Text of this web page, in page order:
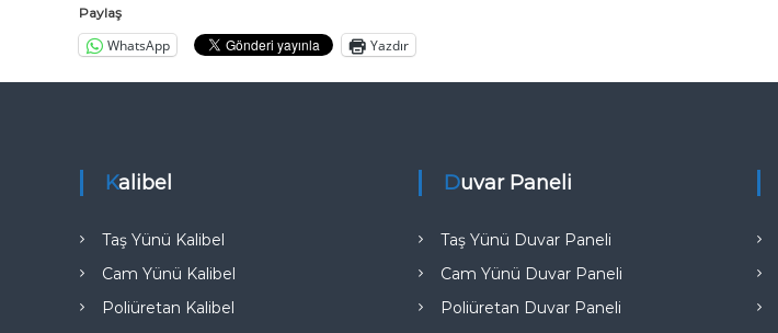
a
l
A
k
a
Paylaş
WhatsApp Yazdır
Kalibel
Taş Yünü Kalibel
Cam Yünü Kalibel
Poliüretan Kalibel
Duvar Paneli
Taş Yünü Duvar Paneli
Cam Yünü Duvar Paneli
Poliüretan Duvar Paneli